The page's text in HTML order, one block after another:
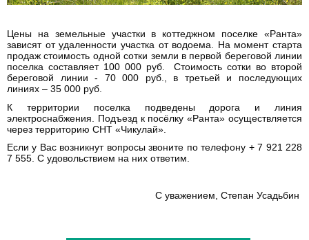
Цены на земельные участки в коттеджном поселке «Ранта»
зависят от удаленности участка от водоема. На момент старта
продаж стоимость одной сотки земли в первой береговой линии
поселка составляет 100 000 руб. Стоимость сотки во второй
береговой линии - 70 000 руб., в третьей и последующих
линиях – 35 000 руб.
К территории поселка подведены дорога и линия
электроснабжения. Подъезд к посёлку «Ранта» осуществляется
через территорию СНТ «Чикулай».
Если у Вас возникнут вопросы звоните по телефону + 7 921 228
7 555. С удовольствием на них ответим.
С уважением, Степан Усадьбин